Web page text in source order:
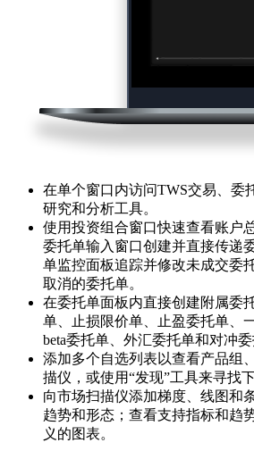
在单个窗口内访问TWS交易、委
研究和分析工具。
使用投资组合窗口快速查看账户
委托单输入窗口创建并直接传递
单监控面板追踪并修改未成交委
取消的委托单。
在委托单面板内直接创建附属委
单、止损限价单、止盈委托单、
beta委托单、外汇委托单和对冲委
添加多个自选列表以查看产品组
描仪，或使用“发现”工具来寻找
向市场扫描仪添加梯度、线图和
趋势和形态；查看支持指标和趋
义的图表。